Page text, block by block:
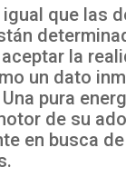
que las
la
un dato
pura
de su
en busca